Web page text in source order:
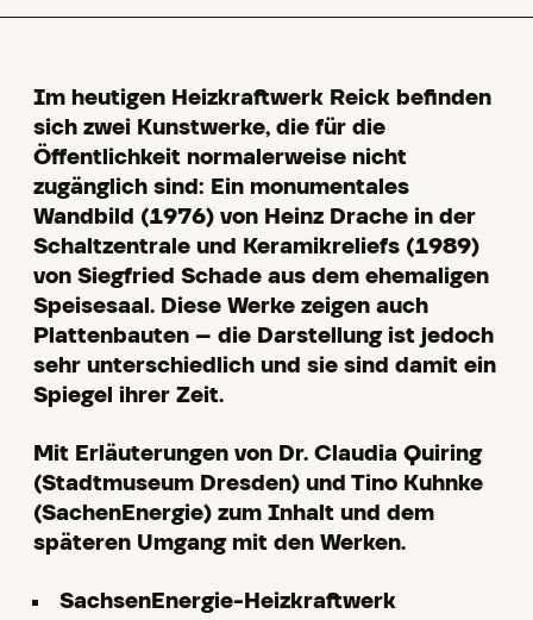
Im heutigen Heizkraftwerk Reick befinden
sich zwei Kunstwerke, die für die
Öffentlichkeit normalerweise nicht
zugänglich sind: Ein monumentales
Wandbild (1976) von Heinz Drache in der
Schaltzentrale und Keramikreliefs (1989)
von Siegfried Schade aus dem ehemaligen
Speisesaal. Diese Werke zeigen auch
Plattenbauten – die Darstellung ist jedoch
sehr unterschiedlich und sie sind damit ein
Spiegel ihrer Zeit.
Mit Erläuterungen von Dr. Claudia Quiring
(Stadtmuseum Dresden) und Tino Kuhnke
(SachenEnergie) zum Inhalt und dem
späteren Umgang mit den Werken.
SachsenEnergie-Heizkraftwerk